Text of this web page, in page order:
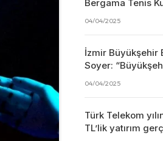
Bergama Tenis
04/04/2025
İzmir Büyükşehir
Soyer:
04/04/2025
Türk Telekom
TL’lik yatırım